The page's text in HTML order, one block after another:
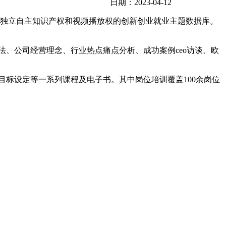
日期：2023-04-12
自主知识产权和视频播放权的创新创业就业主题数据库。
公司经营理念、行业热点痛点分析、成功案例ceo访谈、欧
设定等一系列课程及电子书。其中岗位培训覆盖100余岗位